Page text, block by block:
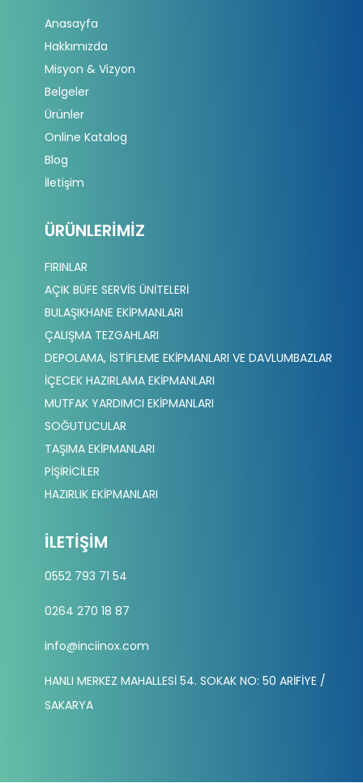
Anasayfa
Hakkımızda
Misyon & Vizyon
Belgeler
Ürünler
Online Katalog
Blog
İletişim
ÜRÜNLERIMIZ
FIRINLAR
AÇIK BÜFE SERVİS ÜNİTELERİ
BULAŞIKHANE EKİPMANLARI
ÇALIŞMA TEZGAHLARI
DEPOLAMA, İSTİFLEME EKİPMANLARI VE DAVLUMBAZLAR
İÇECEK HAZIRLAMA EKİPMANLARI
MUTFAK YARDIMCI EKİPMANLARI
SOĞUTUCULAR
TAŞIMA EKİPMANLARI
PİŞİRİCİLER
HAZIRLIK EKİPMANLARI
İLETIŞIM
0552 793 71 54
0264 270 18 87
info@inciinox.com
HANLI MERKEZ MAHALLESİ 54. SOKAK NO: 50 ARİFİYE /
SAKARYA